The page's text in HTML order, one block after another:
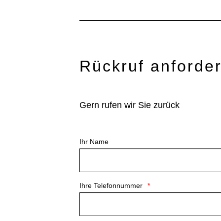
Rückruf
Gern rufen wir Sie zurück
Ihr Name
Ihre Telefonnummer